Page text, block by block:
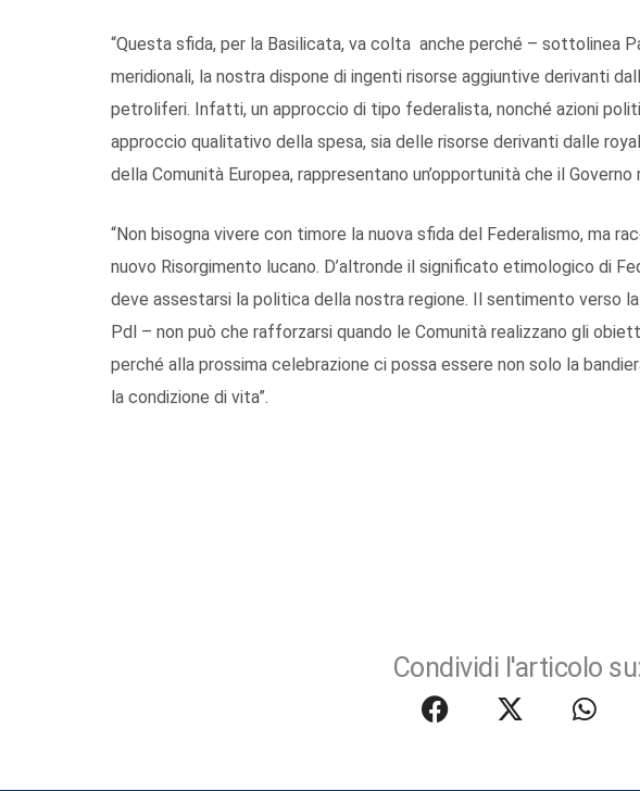
“Questa sfida, per la Basilicata, va colta anche perché – sottolinea
meridionali, la nostra dispone di ingenti risorse aggiuntive derivanti
petroliferi. Infatti, un approccio di tipo federalista, nonché azioni
approccio qualitativo della spesa, sia delle risorse derivanti dalle
della Comunità Europea, rappresentano un’opportunità che il
“Non bisogna vivere con timore la nuova sfida del Federalismo, ma
nuovo Risorgimento lucano. D’altronde il significato etimologico di
deve assestarsi la politica della nostra regione. Il sentimento verso
Pdl – non può che rafforzarsi quando le Comunità realizzano gli
perché alla prossima celebrazione ci possa essere non solo la
la condizione di vita”.
Condividi l'articolo